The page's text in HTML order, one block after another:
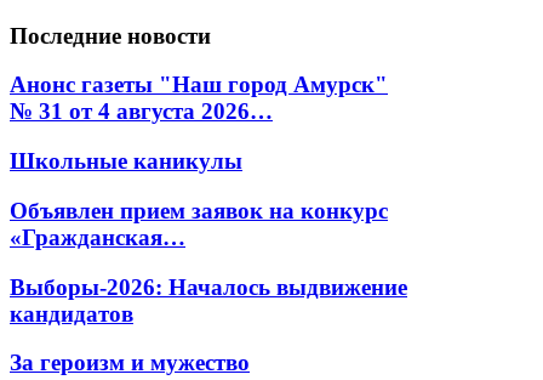
Последние новости
Анонс газеты "Наш город Амурск"
№ 31 от 4 августа 2026…
Школьные каникулы
Объявлен прием заявок на конкурс
«Гражданская…
Выборы-2026: Началось выдвижение
кандидатов
За героизм и мужество